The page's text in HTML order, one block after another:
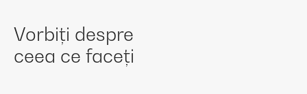
Vorbiți despre
ceea ce faceți